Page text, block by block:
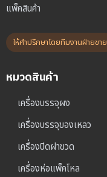
แพ็คสินค้า
ให้คำปรึกษาโดยทีมงานฝ่ายขาย
หมวดสินค้า
เครื่องบรรจุผง
เครื่องบรรจุของเหลว
เครื่องปิดฝาขวด
เครื่องห่อแพ็คโหล